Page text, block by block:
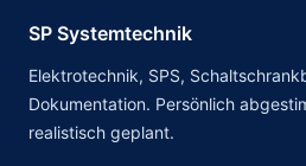
SP Systemtechnik
Elektrotechnik, SPS,
Dokumentation. Persönlich
realistisch geplant.